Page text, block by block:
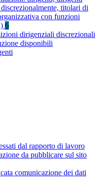
titolari di
con funzioni
6
dirigenziali discrezionali
disponibili
dal rapporto di lavoro
da pubblicare sul sito
comunicazione dei dati